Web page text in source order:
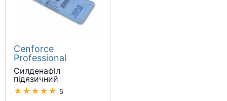
Cenforce
Professional
Силденафіл
підязичний
★★★★★ 5